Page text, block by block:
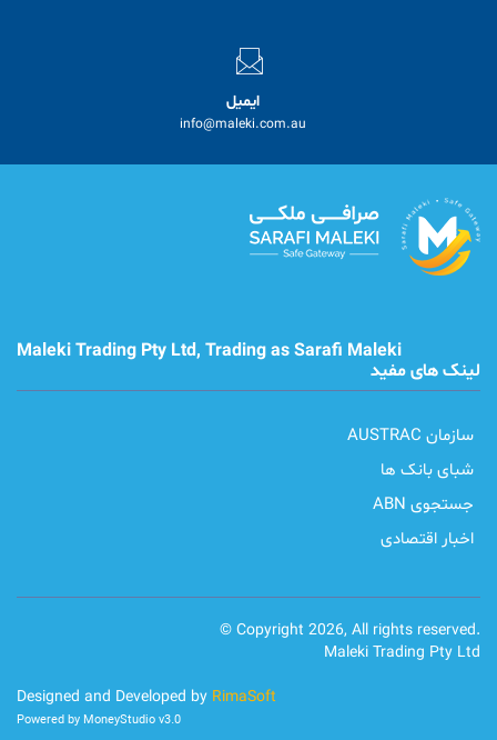
ایمیل
info@maleki.com.au
Maleki Trading Pty Ltd, Trading as Sarafi Maleki
لینک های مفید
سازمان AUSTRAC
شبای بانک ها
جستجوی ABN
اخبار اقتصادی
© Copyright 2026, All rights reserved.
Maleki Trading Pty Ltd
Designed and Developed by RimaSoft
Powered by MoneyStudio v3.0